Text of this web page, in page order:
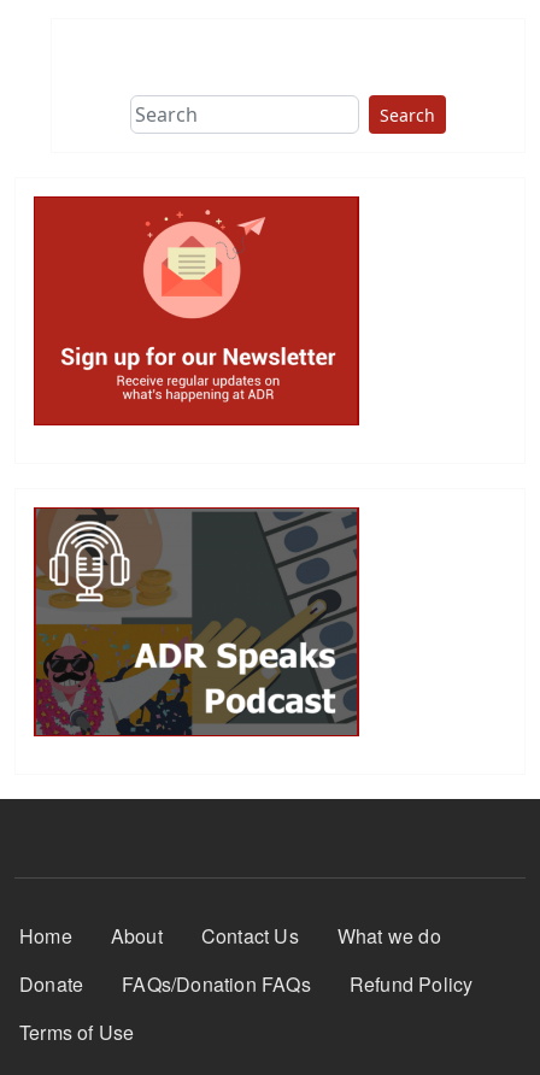
Search
Footer Menu
Home About Contact Us
What we do
Donate
FAQs/Donation FAQs
Refund Policy
Terms of Use